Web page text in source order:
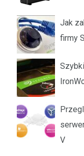
Jak
firmy
V